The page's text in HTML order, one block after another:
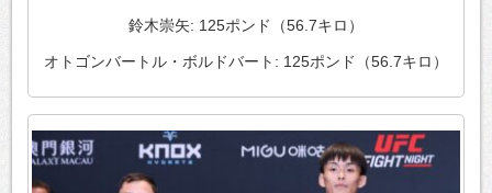
鈴木崇矢: 125ポンド（56.7キロ）
オトゴンバートル・ボルドバート: 125ポンド（56.7キロ）